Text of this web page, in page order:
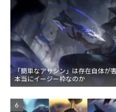
「簡単なアサシン」は存在自体が
本当にイージー枠なのか